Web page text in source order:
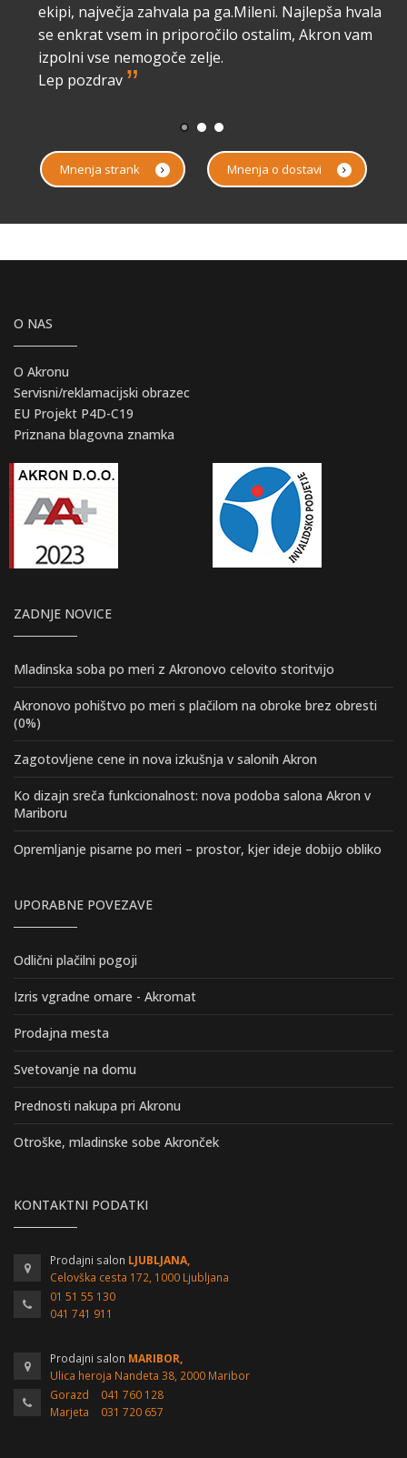
ekipi, največja zahvala pa ga.Mileni. Najlepša hvala
se enkrat vsem in priporočilo ostalim, Akron vam
izpolni vse nemogoče zelje.
Lep pozdrav ”
Mnenja strank Mnenja o dostavi
O NAS
O Akronu
Servisni/reklamacijski obrazec
EU Projekt P4D-C19
Priznana blagovna znamka
ZADNJE NOVICE
Mladinska soba po meri z Akronovo celovito storitvijo
Akronovo pohištvo po meri s plačilom na obroke brez obresti
(0%)
Zagotovljene cene in nova izkušnja v salonih Akron
Ko dizajn sreča funkcionalnost: nova podoba salona Akron v
Mariboru
Opremljanje pisarne po meri – prostor, kjer ideje dobijo obliko
UPORABNE POVEZAVE
Odlični plačilni pogoji
Izris vgradne omare - Akromat
Prodajna mesta
Svetovanje na domu
Prednosti nakupa pri Akronu
Otroške, mladinske sobe Akronček
KONTAKTNI PODATKI
Prodajni salon LJUBLJANA,
Celovška cesta 172, 1000 Ljubljana
01 51 55 130
041 741 911
Prodajni salon MARIBOR,
Ulica heroja Nandeta 38, 2000 Maribor
Gorazd
041 760 128
Marjeta
031 720 657